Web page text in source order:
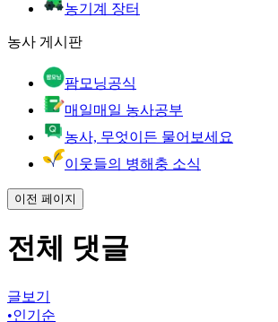
농기계 장터
농사 게시판
팜모닝공식
매일매일 농사공부
농사, 무엇이든 물어보세요
이웃들의 병해충 소식
이전 페이지
전체 댓글
글보기
•인기순